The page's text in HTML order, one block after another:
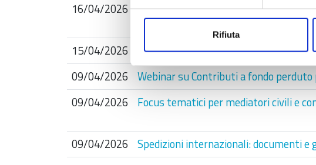
Rifiuta
16/04/2026
Esposizione ai rischi ESG e
le banche
15/04/2026 Gestire i rischi nei contratti
09/04/2026
Webinar su Contributi a fondo
09/04/2026
Focus tematici per mediatori civili e
09/04/2026
Spedizioni internazionali: documenti